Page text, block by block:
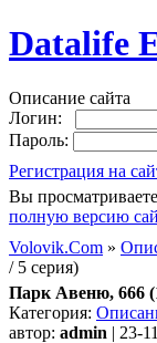
Datalife
Описание сайта
Логин:
Пароль:
Регистрация на
Вы
полную версию
Volovik.Com »
/ 5 серия)
Парк Авеню, 666
Категория:
автор: admin | 23-